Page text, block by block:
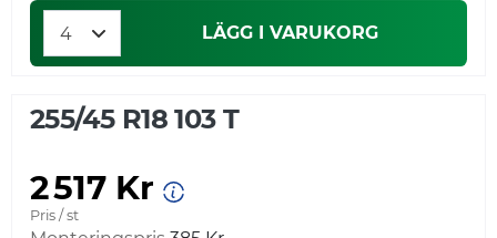
LÄGG I VARUKORG
255/45 R18 103 T
2 517 Kr
Pris / st